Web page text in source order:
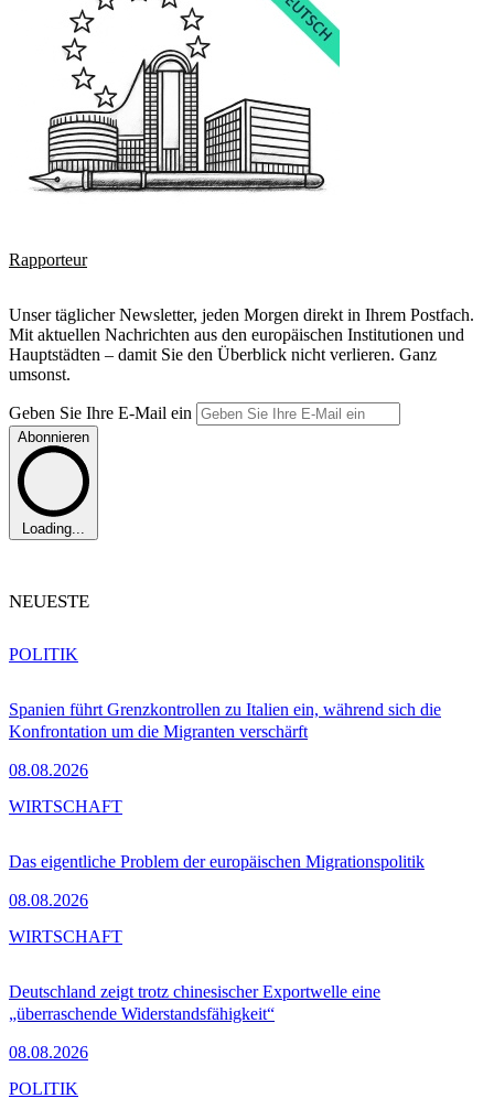
Rapporteur
Unser täglicher Newsletter, jeden Morgen direkt in Ihrem Postfach.
Mit aktuellen Nachrichten aus den europäischen Institutionen und
Hauptstädten – damit Sie den Überblick nicht verlieren. Ganz
umsonst.
Geben Sie Ihre E-Mail ein
Abonnieren
Loading...
NEUESTE
Spanien führt Grenzkontrollen zu Italien ein, während sich die
Konfrontation um die Migranten verschärft
08.08.2026
POLITIK
Das eigentliche Problem der europäischen Migrationspolitik
08.08.2026
WIRTSCHAFT
Deutschland zeigt trotz chinesischer Exportwelle eine
„überraschende Widerstandsfähigkeit“
08.08.2026
WIRTSCHAFT
POLITIK